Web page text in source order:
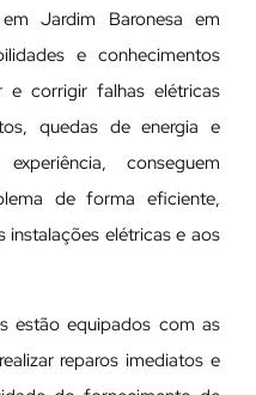
Jardim Baronesa em
e conhecimentos
e corrigir falhas elétricas
quedas de energia e
conseguem
de forma eficiente,
instalações elétricas e aos
estão equipados com as
reparos imediatos e